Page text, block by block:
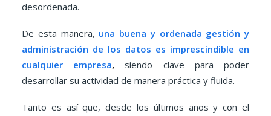
desordenada.
De esta manera, una buena y ordenada gestión y
administración de los datos es imprescindible en
cualquier empresa, siendo clave para poder
desarrollar su actividad de manera práctica y fluida.
Tanto es así que, desde los últimos años y con el